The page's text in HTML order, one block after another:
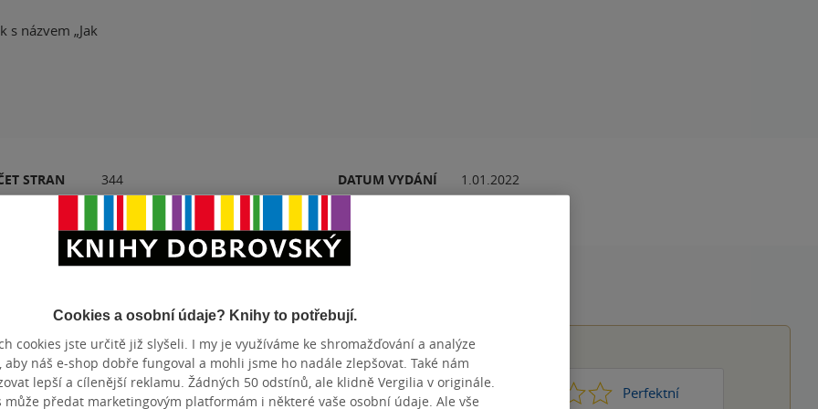
názvem „Jak
STRAN 344 DATUM VYDÁNÍ 1.01.2022
PŘIDEJTE SVÉ HODNOCENÍ PRODUKTU
Hodnocení našich knihkupců: 0.0 z 5 Nic moc 1 Perfektní
Cookies a osobní údaje? Knihy to potřebují.
cookies jste určitě již slyšeli. I my je využíváme ke shromažďování a analýze
aby náš e-shop dobře fungoval a mohli jsme ho nadále zlepšovat. Také nám
lepší a cílenější reklamu. Žádných 50 odstínů, ale klidně Vergilia v originále.
může předat marketingovým platformám i některé vaše osobní údaje. Ale vše